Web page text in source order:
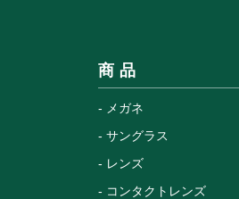
商 品
メガネ
サングラス
レンズ
コンタクトレンズ